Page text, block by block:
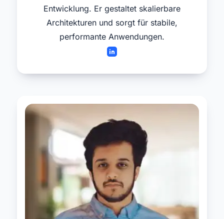
Entwicklung. Er gestaltet skalierbare
Architekturen und sorgt für stabile,
performante Anwendungen.